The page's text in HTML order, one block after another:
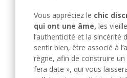
Vous appréciez le chic
qui ont une âme, les
l’authenticité et la sincérité
sentir bien, être associé à
règne, afin de construire
fera date », qui vous